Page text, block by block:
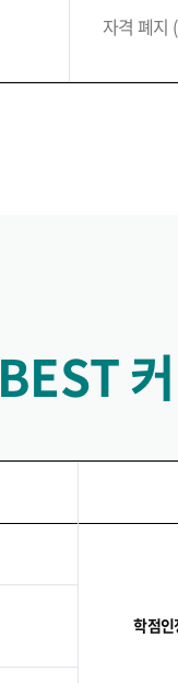
자격 폐지
BEST
학점인